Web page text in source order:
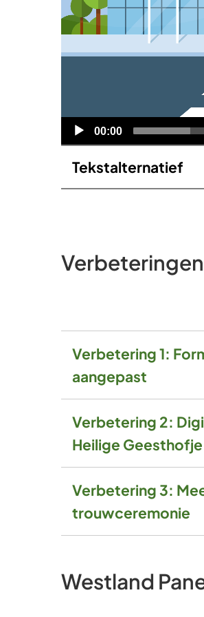
Huidige
tijd
00:00
Tekstalternatief
Verbetering 1:
aangepast
Verbetering 2:
Heilige Geesthofje
Verbetering 3:
trouwceremonie
Westland